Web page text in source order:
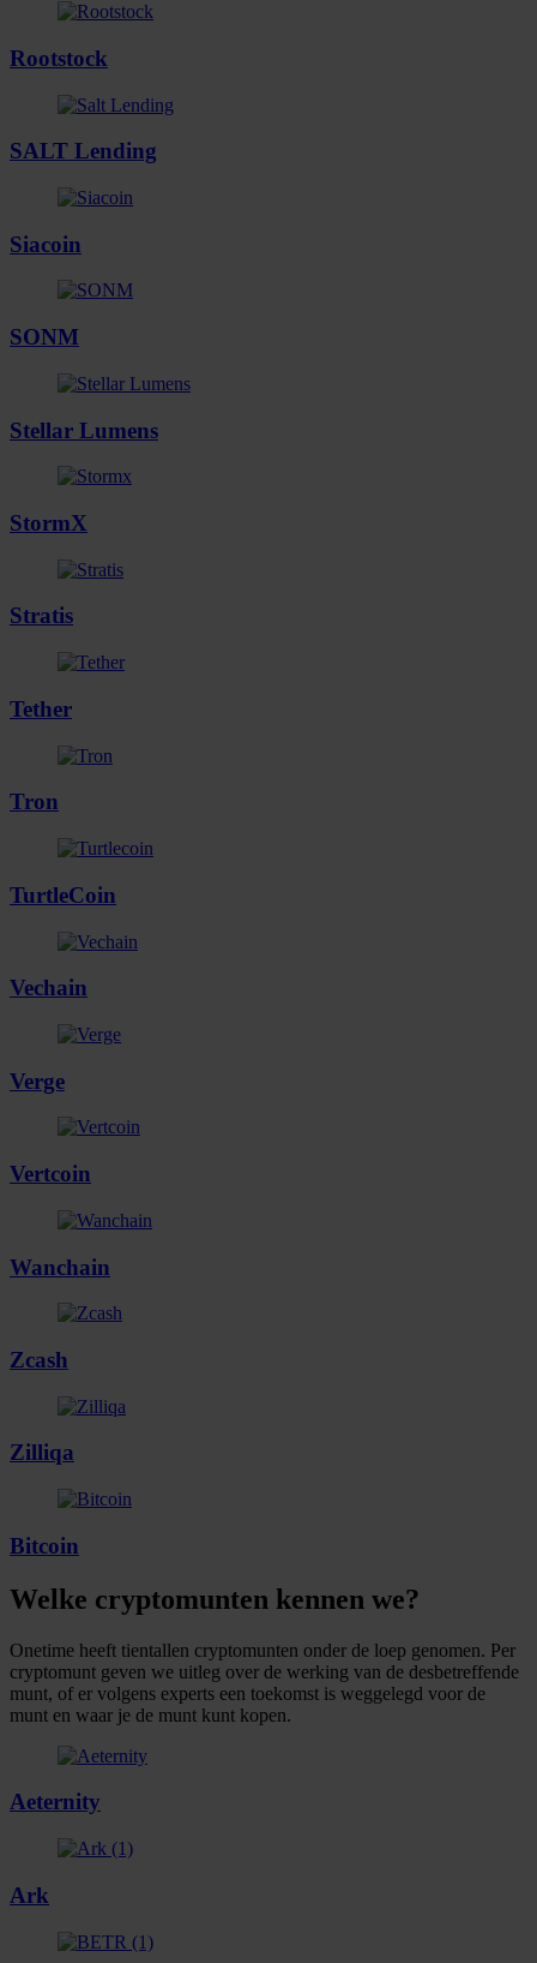
Rootstock
SALT Lending
Siacoin
SONM
Stellar Lumens
StormX
Stratis
Tether
Tron
TurtleCoin
Vechain
Verge
Vertcoin
Wanchain
Zcash
Zilliqa
Bitcoin
Welke cryptomunten kennen we?
Onetime heeft tientallen cryptomunten onder de loep genomen. Per
cryptomunt geven we uitleg over de werking van de desbetreffende
munt, of er volgens experts een toekomst is weggelegd voor de
munt en waar je de munt kunt kopen.
Aeternity
Ark